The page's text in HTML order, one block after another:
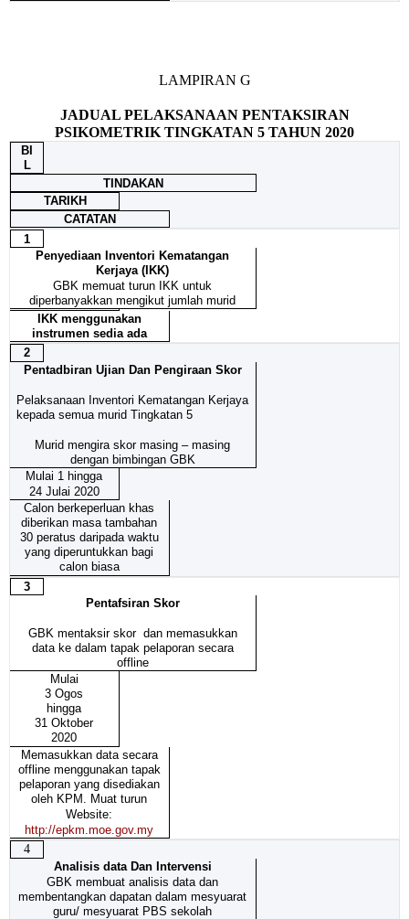
LAMPIRAN G
JADUAL PELAKSANAAN PENTAKSIRAN
PSIKOMETRIK TINGKATAN 5 TAHUN 2020
BI
L
TINDAKAN
TARIKH
CATATAN
1
Penyediaan Inventori Kematangan
Kerjaya (IKK)
GBK memuat turun IKK untuk
diperbanyakkan mengikut jumlah murid
IKK menggunakan
instrumen sedia ada
2
Pentadbiran Ujian Dan Pengiraan Skor
Pelaksanaan Inventori Kematangan Kerjaya
kepada semua murid Tingkatan 5
Murid mengira skor masing – masing
dengan bimbingan GBK
Mulai 1 hingga
24 Julai 2020
Calon berkeperluan khas
diberikan masa tambahan
30 peratus daripada waktu
yang diperuntukkan bagi
calon biasa
3
Pentafsiran Skor
GBK mentaksir skor dan memasukkan
data ke dalam tapak pelaporan secara
offline
Mulai
3 Ogos
hingga
31 Oktober
2020
Memasukkan data secara
offline menggunakan tapak
pelaporan yang disediakan
oleh KPM. Muat turun
Website:
http://epkm.moe.gov.my
4
Analisis data Dan Intervensi
GBK membuat analisis data dan
membentangkan dapatan dalam mesyuarat
guru/ mesyuarat PBS sekolah